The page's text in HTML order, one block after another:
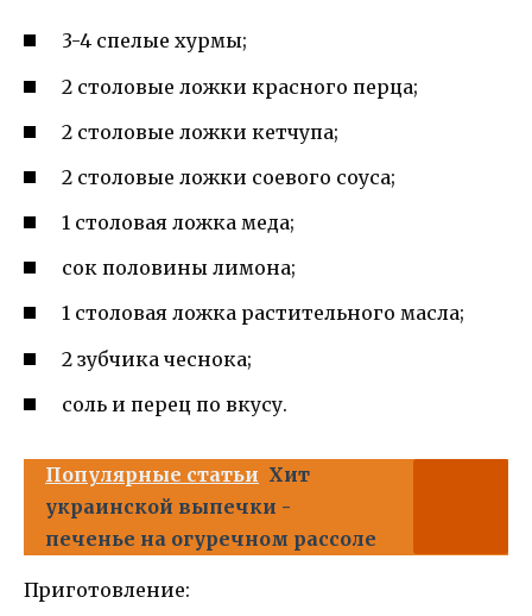
3-4 спелые хурмы;
2 столовые ложки красного перца;
2 столовые ложки кетчупа;
2 столовые ложки соевого соуса;
1 столовая ложка меда;
сок половины лимона;
1 столовая ложка растительного масла;
2 зубчика чеснока;
соль и перец по вкусу.
Популярные статьи Хит
украинской выпечки -
печенье на огуречном рассоле
Приготовление: